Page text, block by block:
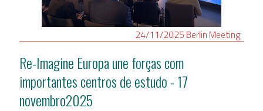
24/11/2025 Berlin Meeting
Re-Imagine Europa une forças com
importantes centros de estudo - 17
novembro2025